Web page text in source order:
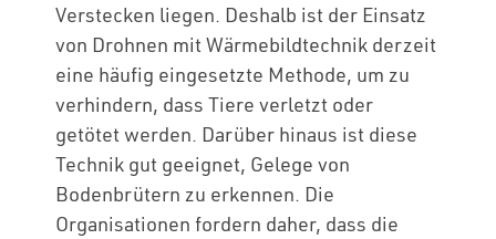
Verstecken liegen. Deshalb ist der Einsatz
von Drohnen mit Wärmebildtechnik derzeit
eine häufig eingesetzte Methode, um zu
verhindern, dass Tiere verletzt oder
getötet werden. Darüber hinaus ist diese
Technik gut geeignet, Gelege von
Bodenbrütern zu erkennen. Die
Organisationen fordern daher, dass die